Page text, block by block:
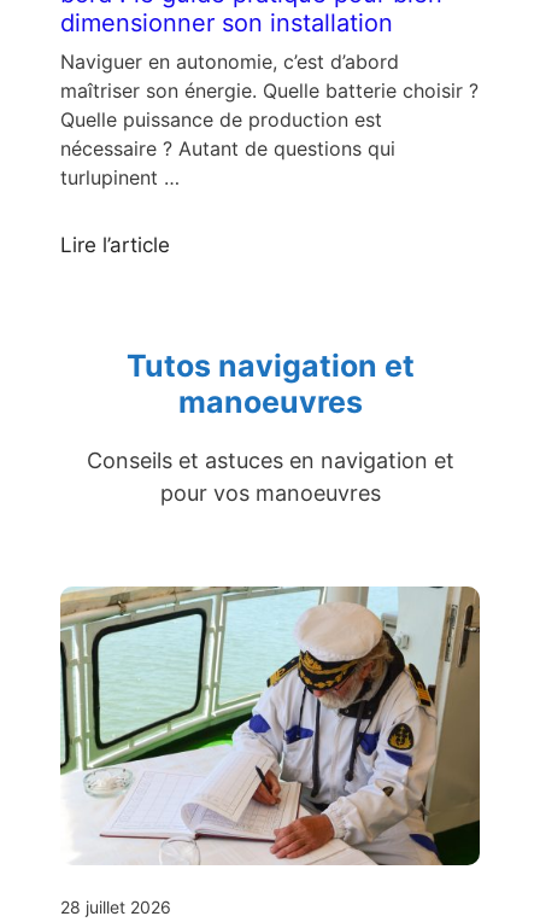
dimensionner son installation
Naviguer en autonomie, c’est d’abord
maîtriser son énergie. Quelle batterie choisir ?
Quelle puissance de production est
nécessaire ? Autant de questions qui
turlupinent …
Lire l’article
Tutos navigation et
manoeuvres
Conseils et astuces en navigation et
pour vos manoeuvres
28 juillet 2026